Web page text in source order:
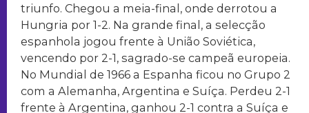
triunfo. Chegou a meia-final, onde derrotou a
Hungria por 1-2. Na grande final, a selecção
espanhola jogou frente à União Soviética,
vencendo por 2-1, sagrado-se campeã europeia.
No Mundial de 1966 a Espanha ficou no Grupo 2
com a Alemanha, Argentina e Suíça. Perdeu 2-1
frente à Argentina, ganhou 2-1 contra a Suíça e